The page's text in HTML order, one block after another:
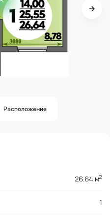
Расположение
26.64 м2
1